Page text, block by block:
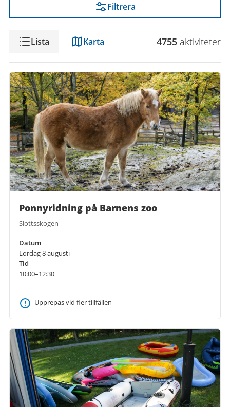
Filtrera
VisningLista Karta 4755 aktiviteter
Ponnyridning på Barnens zoo
Slottsskogen
Datum
Lördag 8 augusti
Tid
10:00–12:30
Upprepas vid fler tillfällen